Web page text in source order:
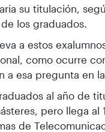
su titulación,
los graduados.
a estos
como ocurre
a esa pregunta en
al año de
pero llega al
de